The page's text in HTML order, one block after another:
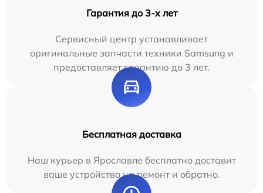
Гарантия до 3-х лет
Сервисный центр устанавливает
оригинальные запчасти техники Samsung и
предоставляет гарантию до 3 лет.
Бесплатная доставка
Наш курьер в Ярославле бесплатно доставит
ваше устройство на ремонт и обратно.